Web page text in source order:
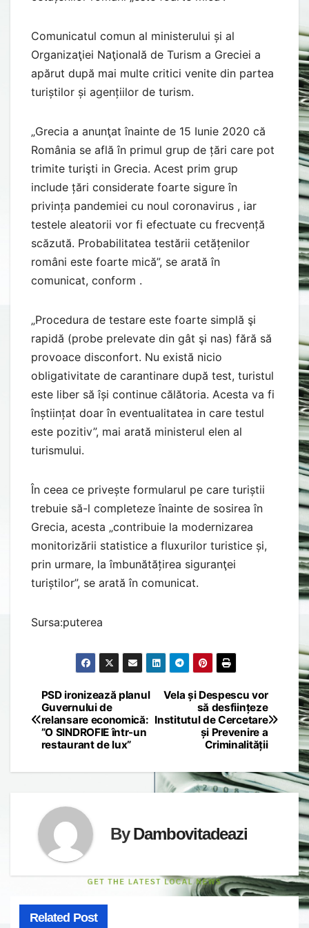
Comunicatul comun al ministerului și al
Organizaţiei Naţională de Turism a Greciei a
apărut după mai multe critici venite din partea
turiștilor și agențiilor de turism.
„Grecia a anunţat înainte de 15 Iunie 2020 că
România se află în primul grup de țări care pot
trimite turişti in Grecia. Acest prim grup
include țări considerate foarte sigure în
privința pandemiei cu noul coronavirus , iar
testele aleatorii vor fi efectuate cu frecvență
scăzută. Probabilitatea testării cetățenilor
români este foarte mică”, se arată în
comunicat, conform .
„Procedura de testare este foarte simplă şi
rapidă (probe prelevate din gât şi nas) fără să
provoace disconfort. Nu există nicio
obligativitate de carantinare după test, turistul
este liber să își continue călătoria. Acesta va fi
înștiințat doar în eventualitatea in care testul
este pozitiv”, mai arată ministerul elen al
turismului.
În ceea ce privește formularul pe care turiștii
trebuie să-l completeze înainte de sosirea în
Grecia, acesta „contribuie la modernizarea
monitorizării statistice a fluxurilor turistice și,
prin urmare, la îmbunătățirea siguranţei
turiștilor”, se arată în comunicat.
Sursa:puterea
Post
navigation
Vela și Despescu vor
să desființeze
Institutul de Cercetare
și Prevenire a
Criminalității
PSD ironizează planul
Guvernului de
relansare economică:
”O SINDROFIE într-un
restaurant de lux”
ByDambovitadeazi
Related Post